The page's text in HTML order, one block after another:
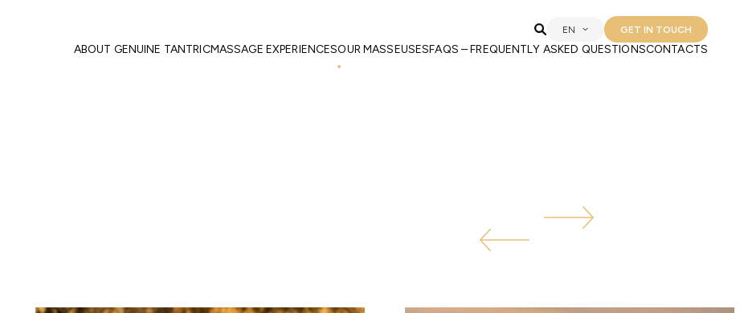
EN GET IN TOUCH
ABOUT GENUINE TANTRICMASSAGE EXPERIENCESOUR MASSEUSESFAQS – FREQUENTLY ASKED QUESTIONSCONTACTS